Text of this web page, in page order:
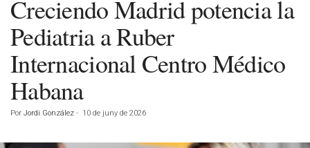
Creciendo Madrid potencia la
Pediatria a Ruber
Internacional Centro Médico
Habana
Por Jordi González - 10 de juny de 2026